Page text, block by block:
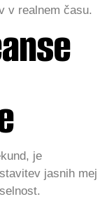
v realnem času.
je
jasnih mej